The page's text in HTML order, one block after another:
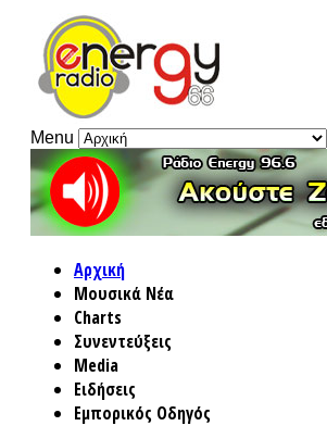
Menu
Αρχική
Μουσικά Νέα
Charts
Συνεντεύξεις
Media
Ειδήσεις
Εμπορικός Οδηγός